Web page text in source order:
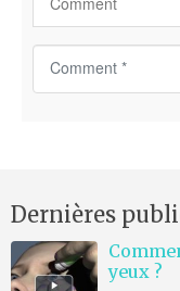
t
*
Dernières
yeux ?